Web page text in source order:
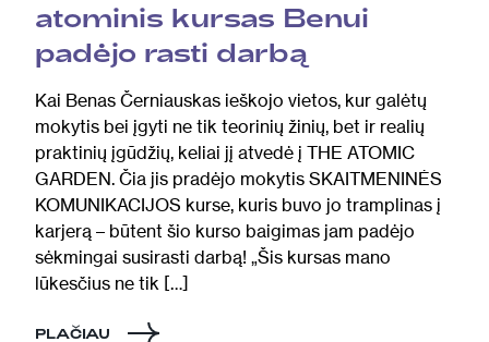
atominis kursas Benui
padėjo rasti darbą
Kai Benas Černiauskas ieškojo vietos, kur galėtų
mokytis bei įgyti ne tik teorinių žinių, bet ir realių
praktinių įgūdžių, keliai jį atvedė į THE ATOMIC
GARDEN. Čia jis pradėjo mokytis SKAITMENINĖS
KOMUNIKACIJOS kurse, kuris buvo jo tramplinas į
karjerą – būtent šio kurso baigimas jam padėjo
sėkmingai susirasti darbą! „Šis kursas mano
lūkesčius ne tik […]
PLAČIAU